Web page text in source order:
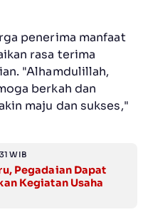
penerima manfaat
rasa terima
"Alhamdulillah,
berkah dan
maju dan sukses,"
WIB
Pegadaian Dapat
Kegiatan Usaha